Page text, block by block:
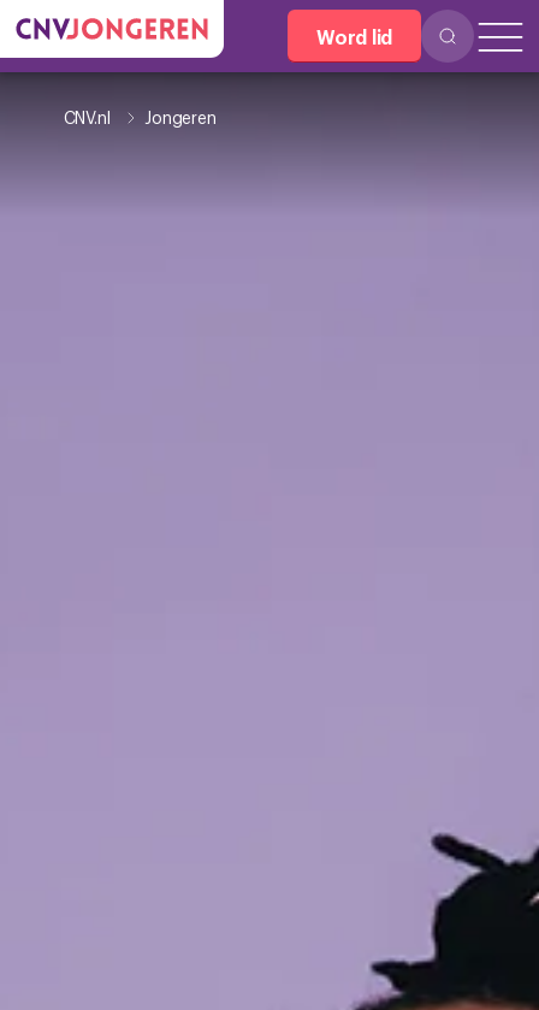
Word lid
CNV.nl Jongeren